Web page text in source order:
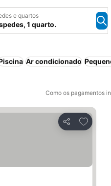
e quartos
1 quarto.
Ar condicionado
Como os pagamentos
Partilhar